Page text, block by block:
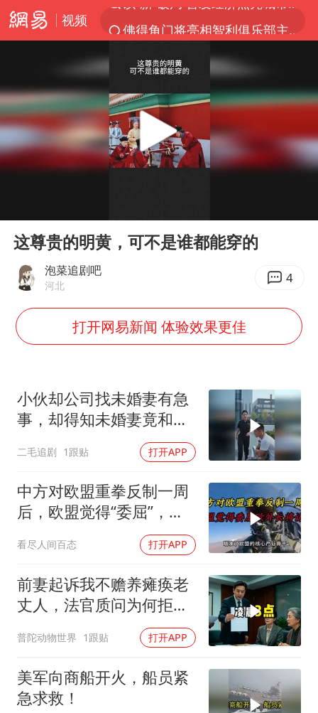
视频
宇树科技发行价格150.80元/股
看守所辅警收受10万获刑1年
五粮液渠道价一箱上涨近百元
27岁女子成组织卖淫集团主犯被通缉
吉林一“温度计大楼”读数爆表
贵州轮胎子公司获美国退税8136万
东方甄选被判赔偿江小白30万元
奋进开新局 实干挑大梁
Play
这尊贵的明黄，可不是谁都能穿的
泡菜追剧吧
河北 4
打开网易新闻 体验效果更佳
小伙却公司找未婚妻有急
事，却得知未婚妻竟和别
二毛追剧 1跟贴 打开APP
中方对欧盟重拳反制一周
后，欧盟觉得“委屈”，欧
看尽人间百态 打开APP
前妻起诉我不赡养瘫痪老
丈人，法官质问为何拒不
普陀动物世界 1跟贴 打开APP
美军向商船开火，船员紧
急求救！